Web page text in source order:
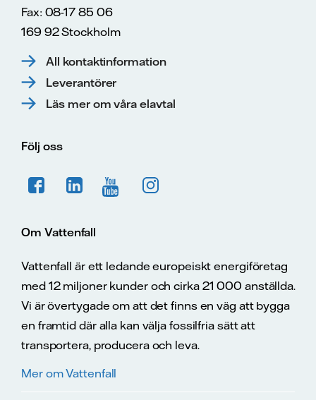
Fax: 08-17 85 06
169 92 Stockholm
All kontaktinformation
Leverantörer
Läs mer om våra elavtal
Följ oss
Om Vattenfall
Vattenfall är ett ledande europeiskt energiföretag
med 12 miljoner kunder och cirka 21 000 anställda.
Vi är övertygade om att det finns en väg att bygga
en framtid där alla kan välja fossilfria sätt att
transportera, producera och leva.
Mer om Vattenfall